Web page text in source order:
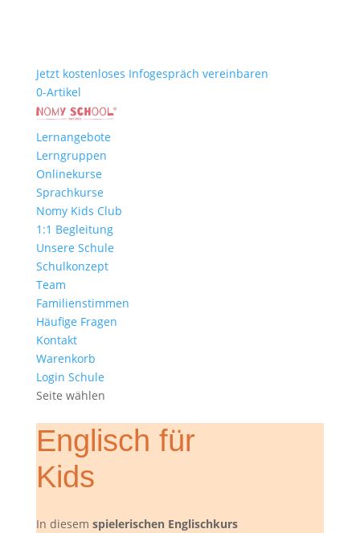
Jetzt kostenloses Infogespräch vereinbaren
0-Artikel
Lernangebote
Lerngruppen
Onlinekurse
Sprachkurse
Nomy Kids Club
1:1 Begleitung
Unsere Schule
Schulkonzept
Team
Familienstimmen
Häufige Fragen
Kontakt
Warenkorb
Login Schule
Seite wählen
Englisch für
Kids
In diesem spielerischen Englischkurs